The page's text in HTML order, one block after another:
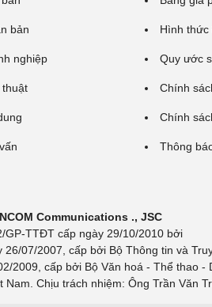
bản
nghiệp
thuật
Hình thức
Quy ước
Chính
Chính
Thông
Communications ., JSC
GP-TTĐT cấp ngày 29/10/2010 bởi
07/2007, cấp bởi Bộ Thông tin và
2009, cấp bởi Bộ Văn hoá - Thể thao -
Chịu trách nhiệm: Ông Trần Văn